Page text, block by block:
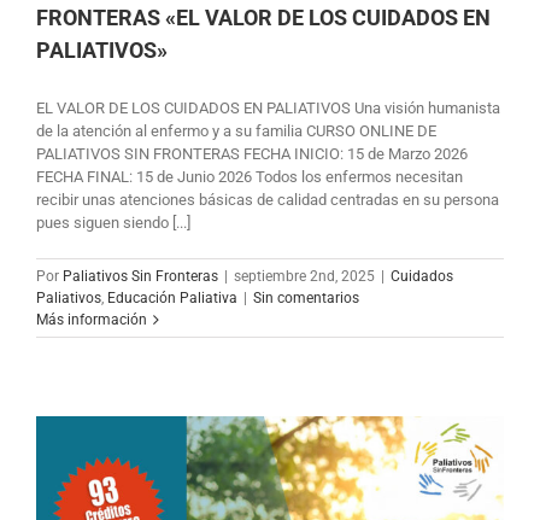
FRONTERAS «EL VALOR DE LOS CUIDADOS EN
PALIATIVOS»
EL VALOR DE LOS CUIDADOS EN PALIATIVOS Una visión humanista
de la atención al enfermo y a su familia CURSO ONLINE DE
PALIATIVOS SIN FRONTERAS FECHA INICIO: 15 de Marzo 2026
FECHA FINAL: 15 de Junio 2026 Todos los enfermos necesitan
recibir unas atenciones básicas de calidad centradas en su persona
pues siguen siendo [...]
Por Paliativos Sin Fronteras septiembre 2nd, 2025
Cuidados
Paliativos, Educación Paliativa
Sin comentarios
Más información